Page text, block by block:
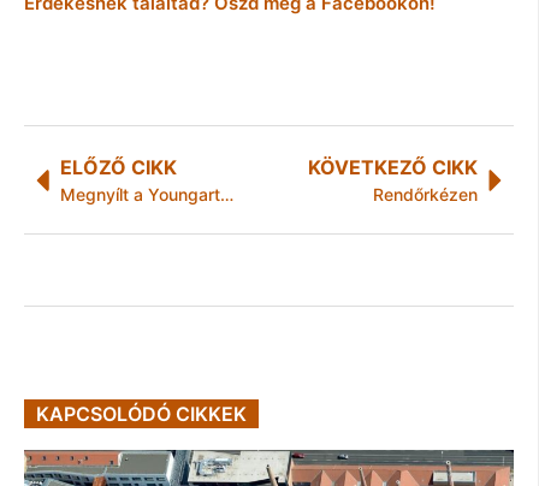
ELŐZŐ CIKK
Megnyílt a Youngart-Porsche-METU Kortárs Képzőművészeti Pályázat zárókiállítása és a Youngart Kortárs Karácsonyi Art Fair
KÖVETKEZŐ CIKK
Rendőrkézen
KAPCSOLÓDÓ CIKKEK